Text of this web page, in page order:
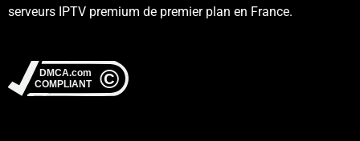
serveurs IPTV premium de premier plan en France.